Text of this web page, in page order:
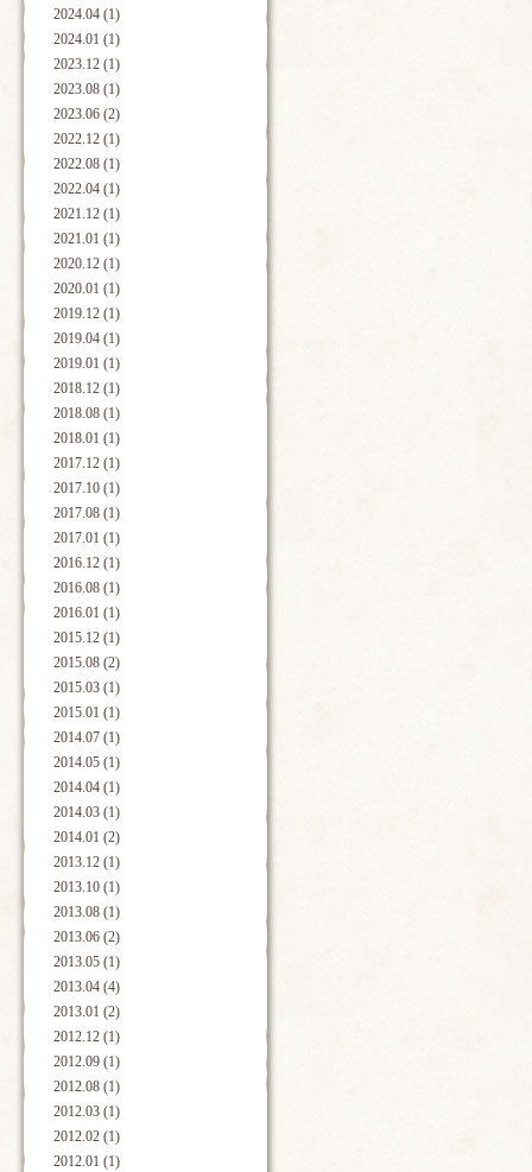
2024.04 (1)
2024.01 (1)
2023.12 (1)
2023.08 (1)
2023.06 (2)
2022.12 (1)
2022.08 (1)
2022.04 (1)
2021.12 (1)
2021.01 (1)
2020.12 (1)
2020.01 (1)
2019.12 (1)
2019.04 (1)
2019.01 (1)
2018.12 (1)
2018.08 (1)
2018.01 (1)
2017.12 (1)
2017.10 (1)
2017.08 (1)
2017.01 (1)
2016.12 (1)
2016.08 (1)
2016.01 (1)
2015.12 (1)
2015.08 (2)
2015.03 (1)
2015.01 (1)
2014.07 (1)
2014.05 (1)
2014.04 (1)
2014.03 (1)
2014.01 (2)
2013.12 (1)
2013.10 (1)
2013.08 (1)
2013.06 (2)
2013.05 (1)
2013.04 (4)
2013.01 (2)
2012.12 (1)
2012.09 (1)
2012.08 (1)
2012.03 (1)
2012.02 (1)
2012.01 (1)